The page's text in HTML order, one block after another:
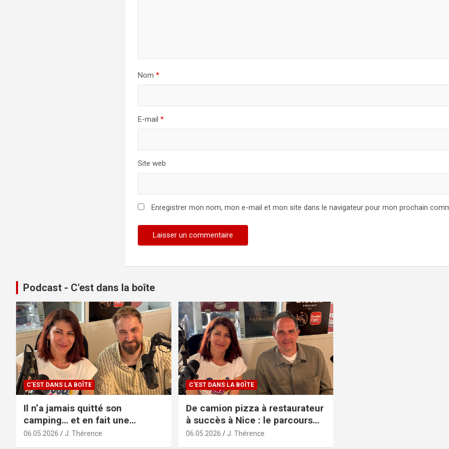
Nom*
E-mail*
Site web
Enregistrer mon nom, mon e-mail et mon site dans le navigateur pour mon prochain
Podcast - C'est dans la boîte
C'EST DANS LA BOÎTE
Il n’a jamais quitté son
camping… et en fait une
success story familiale
06.05.2026 J. Thérence
C'EST DANS LA BOÎTE
De camion pizza à restaurateur
à succès à Nice : le parcours
sans filtre de Fred Ghintran
06.05.2026 J. Thérence